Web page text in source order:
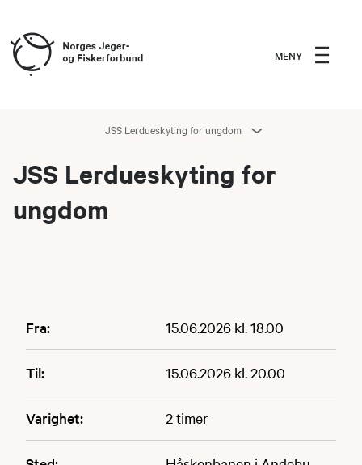
MENY
JSS Lerdueskyting for ungdom
JSS Lerdueskyting for
ungdom
Fra: 15.06.2026 kl. 18.00
Til: 15.06.2026 kl. 20.00
Varighet: 2 timer